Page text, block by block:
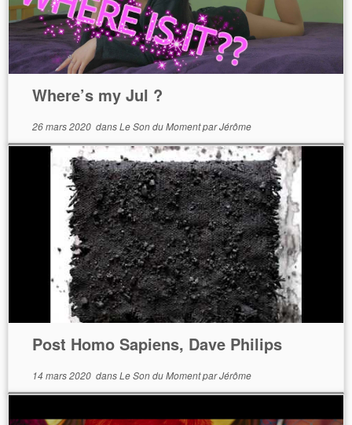
Where’s my Jul ?
26 mars 2020dansLe Son du MomentparJérôme
Post Homo Sapiens, Dave Philips
14 mars 2020dansLe Son du MomentparJérôme